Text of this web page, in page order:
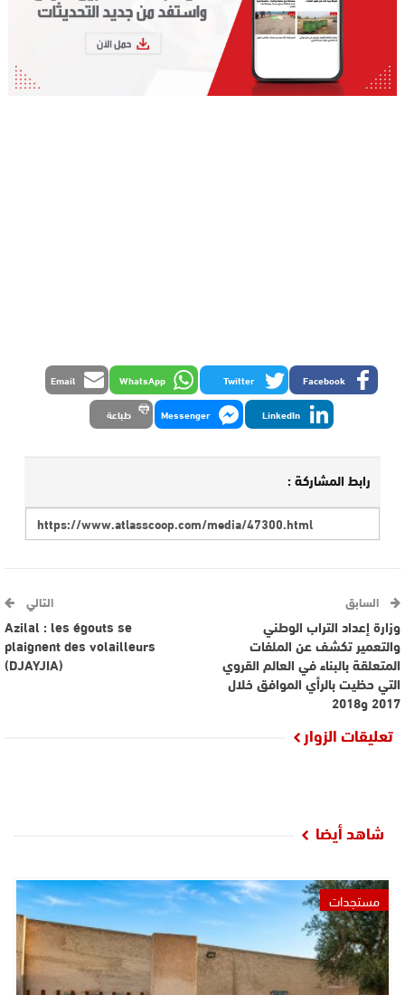
Facebook
Twitter
WhatsApp
Email
LinkedIn
Messenger طباعة
رابط المشاركة :
السابق
وزارة إعداد التراب الوطني
والتعمير تكشف عن الملفات
المتعلقة بالبناء في العالم القروي
التي حظيت بالرأي الموافق خلال
2017 و2018
التالي
Azilal : les égouts se
plaignent des volailleurs
(DJAYJIA)
تعليقات الزوار
شاهد أيضا
مستجدات